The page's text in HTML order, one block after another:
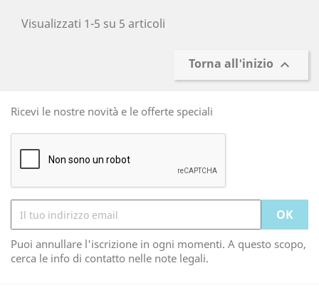
Visualizzati 1-5 su 5 articoli
Torna all'inizio 
Ricevi le nostre novità e le offerte speciali
Puoi annullare l'iscrizione in ogni momenti. A questo scopo,
cerca le info di contatto nelle note legali.